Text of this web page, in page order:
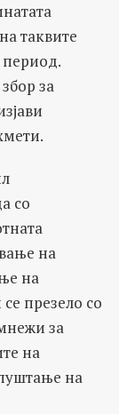
таквите
период.
за
со
на
на
презело со
за
на
на